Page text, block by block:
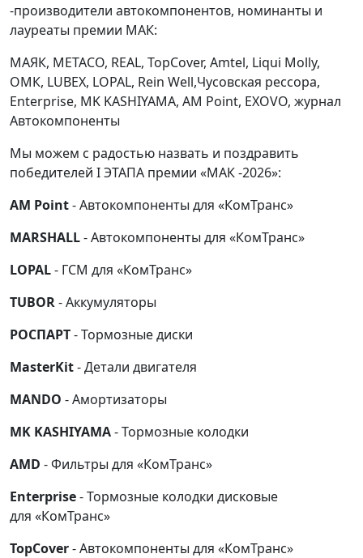
-производители автокомпонентов, номинанты и
лауреаты премии МАК:
МАЯК, METACO, REAL, TopCover, Amtel, Liqui Molly,
ОМК, LUBEX, LOPAL, Rein Well,Чусовская рессора,
Enterprise, MK KASHIYAMA, AM Point, EXOVO, журнал
Автокомпоненты
Мы можем с радостью назвать и поздравить
победителей I ЭТАПА премии «МАК -2026»:
AM Point- Автокомпоненты для «КомТранс»
MARSHALL- Автокомпоненты для «КомТранс»
LOPAL- ГСМ для «КомТранс»
TUBOR- Аккумуляторы
РОСПАРТ- Тормозные диски
MasterKit- Детали двигателя
MANDO - Амортизаторы
MK KASHIYAMA- Тормозные колодки
AMD - Фильтры для «КомТранс»
Enterprise- Тормозные колодки дисковые
для «КомТранс»
TopCover- Автокомпоненты для «КомТранс»